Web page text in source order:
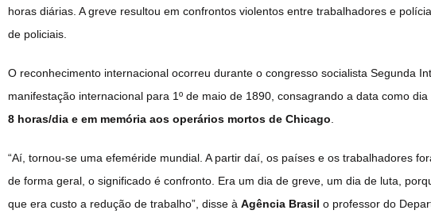
horas diárias. A greve resultou em confrontos violentos entre trabalhadores e
de policiais.
O reconhecimento internacional ocorreu durante o congresso socialista Segunda
manifestação internacional para 1º de maio de 1890, consagrando a data como dia
8 horas/dia e em memória aos operários mortos de Chicago
“Aí, tornou-se uma efeméride mundial. A partir daí, os países e os trabalhadores
de forma geral, o significado é confronto. Era um dia de greve, um dia de luta,
que era custo a redução de trabalho”, disse à Agência Brasil o professor do